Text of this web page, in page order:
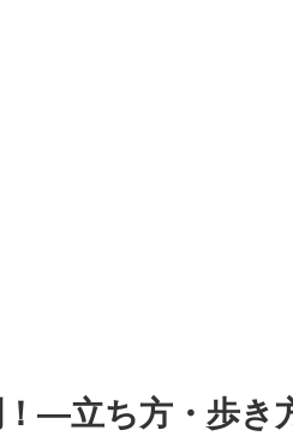
―立ち方・歩き